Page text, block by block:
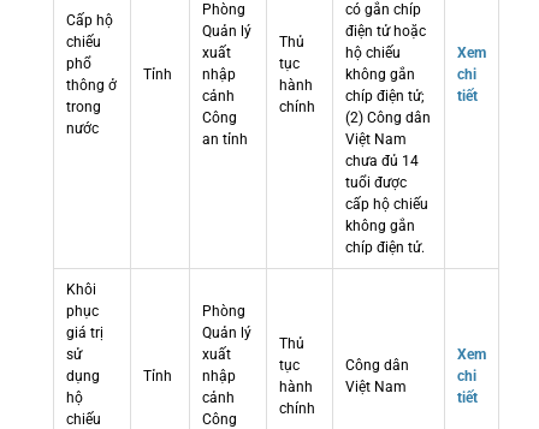
Cấp hộ
chiếu
phổ
thông ở
trong
nước
Tỉnh
Phòng
Quản lý
xuất
nhập
cảnh
Công
an tỉnh
Thủ
tục
hành
chính
có gắn chíp
điện tử hoặc
hộ chiếu
không gắn
chíp điện tử;
(2) Công dân
Việt Nam
chưa đủ 14
tuổi được
cấp hộ chiếu
không gắn
chíp điện tử.
Xem
chi
tiết
Khôi
phục
giá trị
sử
dụng
hộ
chiếu
Tỉnh
Phòng
Quản lý
xuất
nhập
cảnh
Công
Thủ
tục
hành
chính
Công dân
Việt Nam
Xem
chi
tiết